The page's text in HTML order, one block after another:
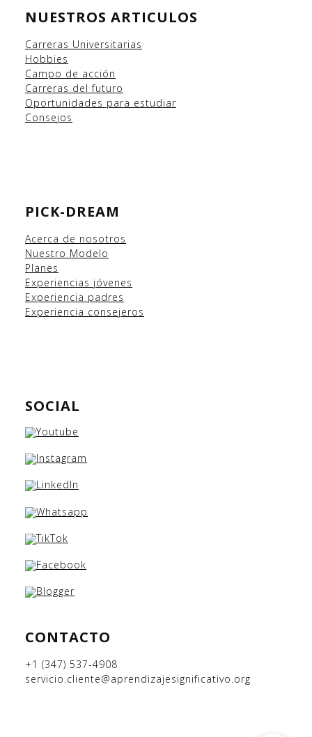
NUESTROS ARTICULOS
Carreras Universitarias
Hobbies
Campo de acción
Carreras del futuro
Oportunidades para estudiar
Consejos
PICK-DREAM
Acerca de nosotros
Nuestro Modelo
Planes
Experiencias jóvenes
Experiencia padres
Experiencia consejeros
SOCIAL
CONTACTO
+1 (347) 537-4908
servicio.cliente@aprendizajesignificativo.org